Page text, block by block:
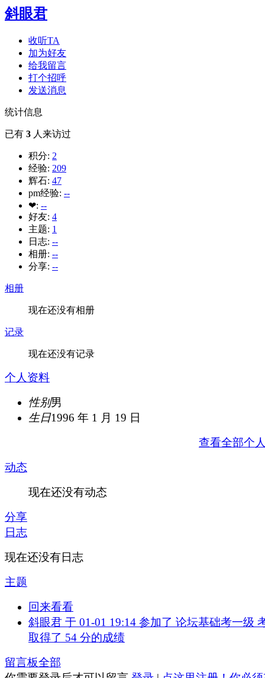
斜眼君
收听TA
加为好友
给我留言
打个招呼
发送消息
统计信息
已有 3 人来访过
积分: 2
经验: 209
辉石: 47
pm经验: --
❤: --
好友: 4
主题: 1
日志: --
相册: --
分享: --
相册
现在还没有相册
记录
现在还没有记录
个人资料
性别男
生日1996 年 1 月 19 日
查看全部个
动态
现在还没有动态
分享
日志
现在还没有日志
主题
回来看看
斜眼君 于 01-01 19:14 参加了 论坛基础考一级
取得了 54 分的成绩
留言板全部